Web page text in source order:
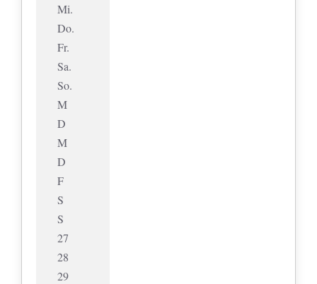
Mi.
Do.
Fr.
Sa.
So.
M
D
M
D
F
S
S
27
28
29